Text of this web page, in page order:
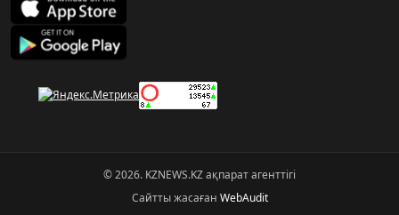
© 2026. KZNEWS.KZ ақпарат агенттігі
Сайтты жасаған WebAudit